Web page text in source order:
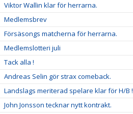
Viktor Wallin klar för herrarna.
Medlemsbrev
Försäsongs matcherna för herrarna.
Medlemslotteri juli
Tack alla !
Andreas Selin gör strax comeback.
Landslags meriterad spelare klar för H/B !
John Jonsson tecknar nytt kontrakt.